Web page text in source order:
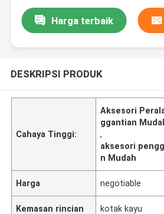
Harga terbaik
DESKRIPSI PRODUK
Cahaya Tinggi:
Aksesori
ggantian
,
aksesori
n Mudah
Harga negotiable
Kemasan rincian kotak kayu